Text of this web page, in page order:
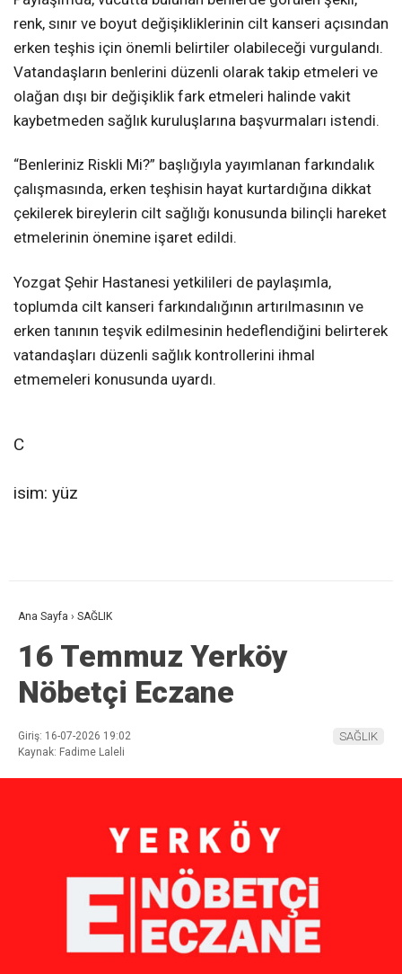
renk, sınır ve boyut değişikliklerinin cilt kanseri açısından
erken teşhis için önemli belirtiler olabileceği vurgulandı.
Vatandaşların benlerini düzenli olarak takip etmeleri ve
olağan dışı bir değişiklik fark etmeleri halinde vakit
kaybetmeden sağlık kuruluşlarına başvurmaları istendi.
“Benleriniz Riskli Mi?” başlığıyla yayımlanan farkındalık
çalışmasında, erken teşhisin hayat kurtardığına dikkat
çekilerek bireylerin cilt sağlığı konusunda bilinçli hareket
etmelerinin önemine işaret edildi.
Yozgat Şehir Hastanesi yetkilileri de paylaşımla,
toplumda cilt kanseri farkındalığının artırılmasının ve
erken tanının teşvik edilmesinin hedeflendiğini belirterek
vatandaşları düzenli sağlık kontrollerini ihmal
etmemeleri konusunda uyardı.
C
isim: yüz
Ana Sayfa › SAĞLIK
16 Temmuz Yerköy
Nöbetçi Eczane
Giriş: 16-07-2026 19:02
Kaynak: Fadime Laleli
SAĞLIK